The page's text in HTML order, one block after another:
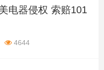
电器侵权 索赔101
4644